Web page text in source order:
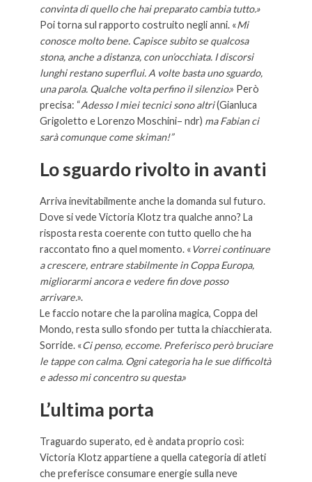
convinta di quello che hai preparato cambia tutto.»
Poi torna sul rapporto costruito negli anni. «Mi
conosce molto bene. Capisce subito se qualcosa
stona, anche a distanza, con un’occhiata. I discorsi
lunghi restano superflui. A volte basta uno sguardo,
una parola. Qualche volta perfino il silenzio.» Però
precisa: “Adesso I miei tecnici sono altri(Gianluca
Grigoletto e Lorenzo Moschini– ndr) ma Fabian ci
sarà comunque come skiman!”
Lo sguardo rivolto in avanti
Arriva inevitabilmente anche la domanda sul futuro.
Dove si vede Victoria Klotz tra qualche anno? La
risposta resta coerente con tutto quello che ha
raccontato fino a quel momento. «Vorrei continuare
a crescere, entrare stabilmente in Coppa Europa,
migliorarmi ancora e vedere fin dove posso
arrivare.».
Le faccio notare che la parolina magica, Coppa del
Mondo, resta sullo sfondo per tutta la chiacchierata.
Sorride. «Ci penso, eccome. Preferisco però bruciare
le tappe con calma. Ogni categoria ha le sue difficoltà
e adesso mi concentro su questa.»
L’ultima porta
Traguardo superato, ed è andata proprio così:
Victoria Klotz appartiene a quella categoria di atleti
che preferisce consumare energie sulla neve